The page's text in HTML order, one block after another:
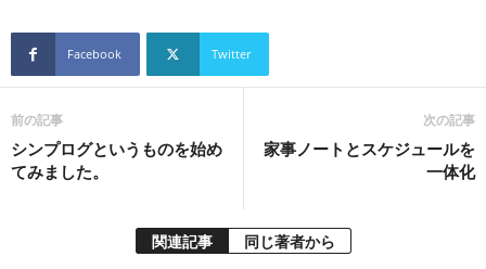
Facebook Twitter
前の記事
シンプログというものを始め
てみました。
次の記事
家事ノートとスケジュールを
一体化
関連記事 同じ著者から